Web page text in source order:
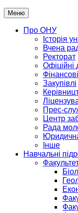
Меню
Про ОНУ
Історія
Вчена
Ректорат
Офіційні
Закупівлі
Прес-
Центр
Рада
Інше
Навчальні